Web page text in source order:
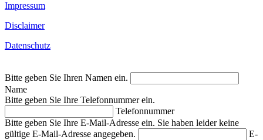
Impressum
Disclaimer
Datenschutz
Bitte geben Sie Ihren Namen ein.
Name
Bitte geben Sie Ihre Telefonnummer ein.
Telefonnummer
Bitte geben Sie Ihre E-Mail-Adresse ein. Sie haben leider keine
gültige E-Mail-Adresse angegeben.
E-